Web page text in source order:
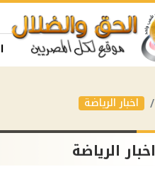
اخبار الرياضة
اخبار الرياضة